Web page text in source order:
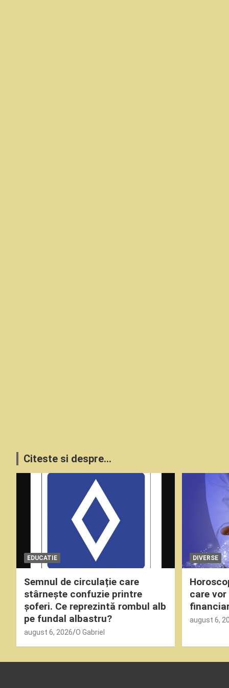
Citeste si despre...
EDUCATIE
Semnul de circulație care
stârnește confuzie printre
șoferi. Ce reprezintă rombul alb
pe fundal albastru?
august 6, 2026 O Gabriel
DIVERSE
care vor
august 6,